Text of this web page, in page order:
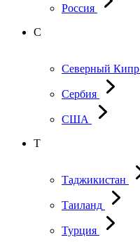
Россия
С
Северный Кипр
Сербия
США
Т
Таджикистан
Таиланд
Турция